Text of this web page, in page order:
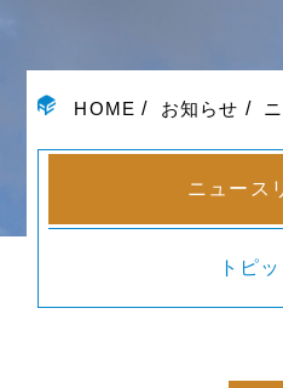
HOME お知らせ
ニュース
トピ